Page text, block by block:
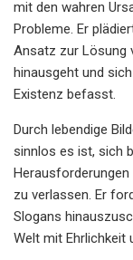
mit den wahren
Probleme. Er
Ansatz zur Lösung
hinausgeht und
Existenz befasst.
Durch lebendige
sinnlos es ist, sich
zu verlassen. Er
Slogans
Welt mit Ehrlichkeit